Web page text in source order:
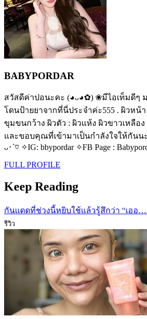
BABYPORDAR
สวัสดีค่าปอนะคะ (◕ᴗ◕✿) ❀มีไอเท็มดีๆ
โดนป้ายยาจากที่นี่ประจำค่ะ555 . ผิวหน้
ขุมขนกว้าง ผิวตัว : ผิวแห้ง ผิวขาวเหลือ
และขอบคุณที่เข้ามาเป็นกำลังใจให้กันน
ᴗ･`♡ ✧IG: bbypordar ✧FB Page :
FULL PROFILE
Keep Reading
กันแดดที่ช่วงนี้หยิบใช้แล้วรู้สึกว่า “เออ
รีวิว